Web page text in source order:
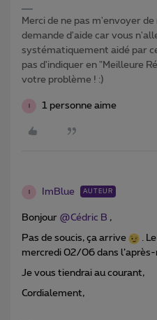
Merci de ne pas m'envoyer
demande d'aide car vous
systématiquement aidé par
pas d'indiquer en "Meilleure
votre problème ! :)
1 personne aime
ImBlue AUTEUR
Bonjour @Cédric B ,
Pas de soucis, ça arrive
.
mercredi 02/06 dans l’après-
Je vous tiendrai au courant,
Cordialement,